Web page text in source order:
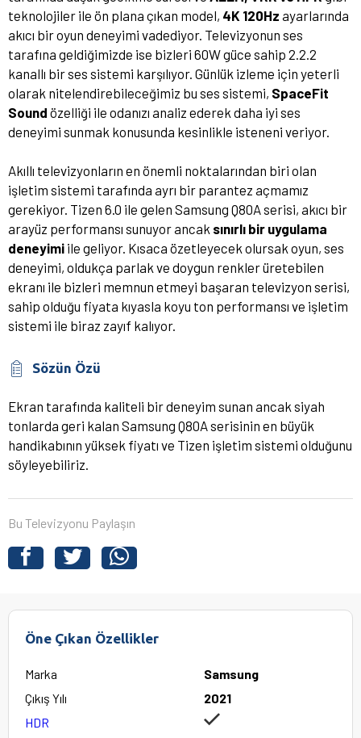
teknolojiler ile ön plana çıkan model, 4K 120Hz ayarlarında
akıcı bir oyun deneyimi vadediyor. Televizyonun ses
tarafına geldiğimizde ise bizleri 60W güce sahip 2.2.2
kanallı bir ses sistemi karşılıyor. Günlük izleme için yeterli
olarak nitelendirebileceğimiz bu ses sistemi, SpaceFit
Sound özelliği ile odanızı analiz ederek daha iyi ses
deneyimi sunmak konusunda kesinlikle isteneni veriyor.
Akıllı televizyonların en önemli noktalarından biri olan
işletim sistemi tarafında ayrı bir parantez açmamız
gerekiyor. Tizen 6.0 ile gelen Samsung Q80A serisi, akıcı bir
arayüz performansı sunuyor ancak sınırlı bir uygulama
deneyimi ile geliyor. Kısaca özetleyecek olursak oyun, ses
deneyimi, oldukça parlak ve doygun renkler üretebilen
ekranı ile bizleri memnun etmeyi başaran televizyon serisi,
sahip olduğu fiyata kıyasla koyu ton performansı ve işletim
sistemi ile biraz zayıf kalıyor.
Sözün Özü
Ekran tarafında kaliteli bir deneyim sunan ancak siyah
tonlarda geri kalan Samsung Q80A serisinin en büyük
handikabının yüksek fiyatı ve Tizen işletim sistemi olduğunu
söyleyebiliriz.
Bu Televizyonu Paylaşın
Öne Çıkan Özellikler
Marka
Samsung
Çıkış Yılı
2021
HDR